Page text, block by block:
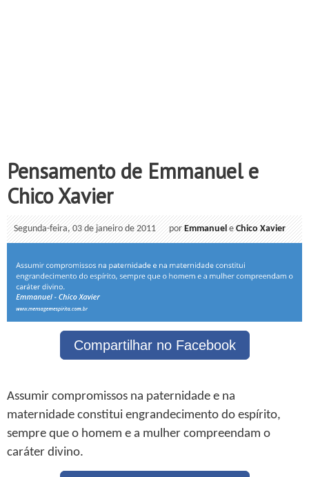
Pensamento de Emmanuel e
Chico Xavier
Segunda-feira, 03 de janeiro de 2011 porEmmanuel eChico Xavier
Compartilhar no Facebook
Assumir compromissos na paternidade e na
maternidade constitui engrandecimento do espírito,
sempre que o homem e a mulher compreendam o
caráter divino.